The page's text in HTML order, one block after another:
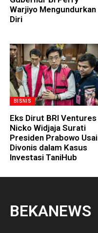
Warjiyo Mengundurkan
Diri
BISNIS
Eks Dirut BRI Ventures
Nicko Widjaja Surati
Presiden Prabowo Usai
Divonis dalam Kasus
Investasi TaniHub
BEKANEWS